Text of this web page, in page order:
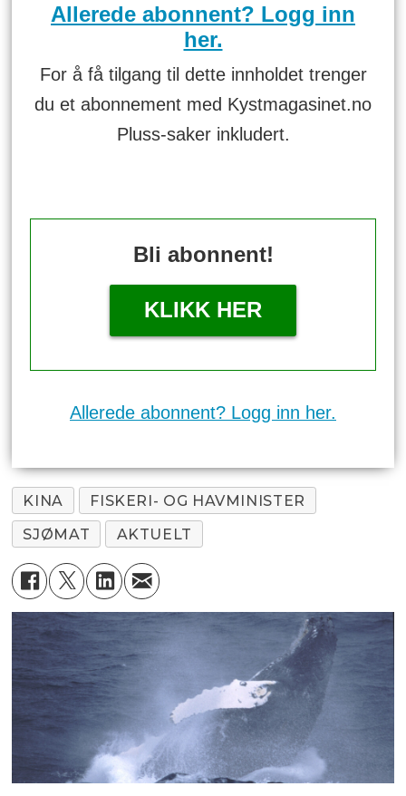
Allerede abonnent? Logg inn
her.
For å få tilgang til dette innholdet trenger
du et abonnement med Kystmagasinet.no
Pluss-saker inkludert.
Bli abonnent!
KLIKK HER
Allerede abonnent? Logg inn her.
KINA
FISKERI- OG HAVMINISTER
SJØMAT
AKTUELT